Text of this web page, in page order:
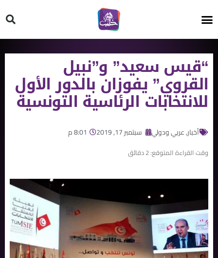
“قيس سعيد” و”نبيل
القروي” يفوزان بالدور الأول
للانتخابات الرئاسية التونسية
أخبار,عربي ودولي سبتمبر 17, 2019 8:01 م
وقت القراءة المتوقع:2دقائق